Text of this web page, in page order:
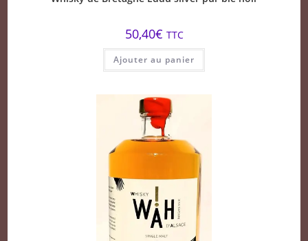
50,40€ TTC
Ajouter au panier